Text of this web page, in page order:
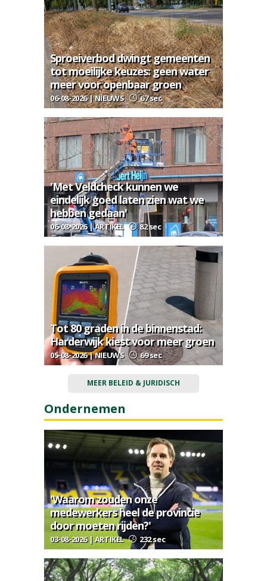
Sproeiverbod dwingt gemeenten
tot moeilijke keuzes: geen water
meer voor openbaar groen
06-08-2026 | NIEUWS 67 sec
'Met Veldcheck kunnen we
eindelijk goed laten zien wat we
hebben gedaan'
06-08-2026 | ARTIKEL 82 sec
Tot 80 graden in de binnenstad:
Harderwijk kiest voor meer groen
05-08-2026 | NIEUWS 69 sec
MEER BELEID & JURIDISCH
Ondernemen
'Waarom zouden onze
medewerkers heel de provincie
door moeten rijden?'
03-08-2026 | ARTIKEL 232 sec